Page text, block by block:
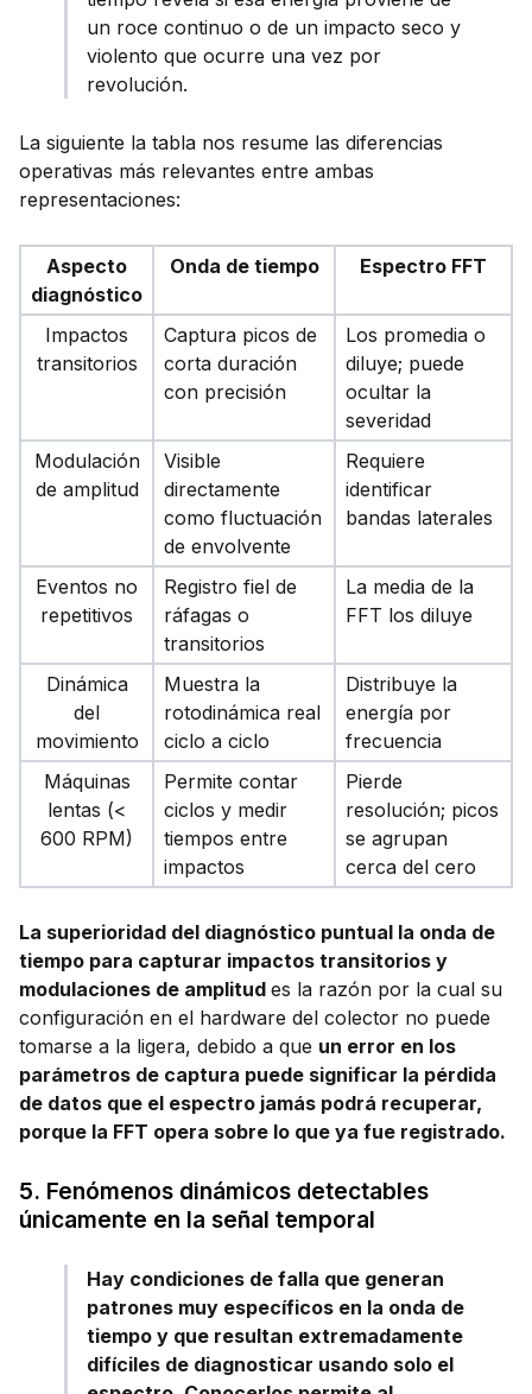
un roce continuo o de un impacto seco y
violento que ocurre una vez por
revolución.
La siguiente la tabla nos resume las diferencias
operativas más relevantes entre ambas
representaciones:
Aspecto
diagnóstico
Onda de tiempo Espectro FFT
Impactos
transitorios
Captura picos de
corta duración
con precisión
Los promedia o
diluye; puede
ocultar la
severidad
Modulación
de amplitud
Visible
directamente
como fluctuación
de envolvente
Requiere
identificar
bandas laterales
Eventos no
repetitivos
Registro fiel de
ráfagas o
transitorios
La media de la
FFT los diluye
Dinámica
del
movimiento
Muestra la
rotodinámica real
ciclo a ciclo
Distribuye la
energía por
frecuencia
Máquinas
lentas (<
600 RPM)
Permite contar
ciclos y medir
tiempos entre
impactos
Pierde
resolución; picos
se agrupan
cerca del cero
La superioridad del diagnóstico puntual la onda de
tiempo para capturar impactos transitorios y
modulaciones de amplitud es la razón por la cual su
configuración en el hardware del colector no puede
tomarse a la ligera, debido a que un error en los
parámetros de captura puede significar la pérdida
de datos que el espectro jamás podrá recuperar,
porque la FFT opera sobre lo que ya fue registrado.
5. Fenómenos dinámicos detectables
únicamente en la señal temporal
Hay condiciones de falla que generan
patrones muy específicos en la onda de
tiempo y que resultan extremadamente
difíciles de diagnosticar usando solo el